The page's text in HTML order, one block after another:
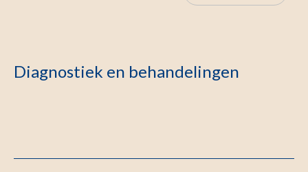
Diagnostiek en behandelingen